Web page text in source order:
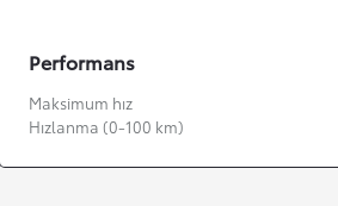
Performans
Maksimum hız
Hızlanma (0-100 km)